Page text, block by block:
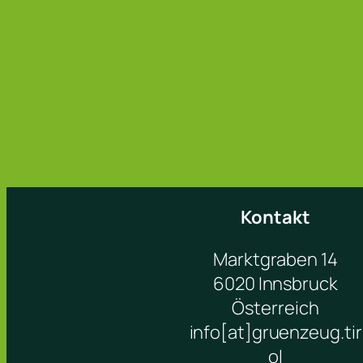
Kontakt
Marktgraben 14
6020 Innsbruck
Österreich
info[at]gruenzeug.tir
ol